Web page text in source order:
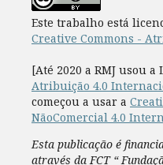
Este trabalho está
Creative Commons -
[Até 2020 a RMJ usou a
Atribuição 4.0
começou a usar a
NãoComercial 4.0
Esta publicação é
através da FCT “